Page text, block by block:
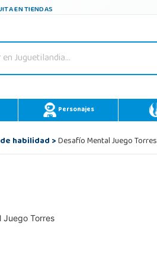
EN TIENDAS
Personajes
habilidad>Desafío Mental Juego Torres